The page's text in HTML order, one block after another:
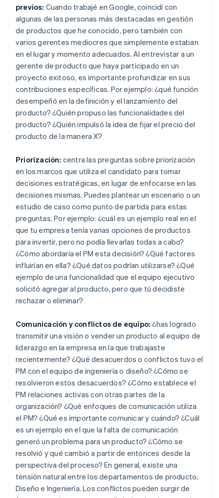
previos: Cuando trabajé en Google, coincidí con
algunas de las personas más destacadas en gestión
de productos que he conocido, pero también con
varios gerentes mediocres que simplemente estaban
en el lugar y momento adecuados. Al entrevistar a un
gerente de producto que haya participado en un
proyecto exitoso, es importante profundizar en sus
contribuciones específicas. Por ejemplo: ¿qué función
desempeñó en la definición y el lanzamiento del
producto? ¿Quién propuso las funcionalidades del
producto? ¿Quién impulsó la idea de fijar el precio del
producto de la manera X?
Priorización: centra las preguntas sobre priorización
en los marcos que utiliza el candidato para tomar
decisiones estratégicas, en lugar de enfocarse en las
decisiones mismas. Puedes plantear un escenario o un
estudio de caso como punto de partida para estas
preguntas. Por ejemplo: ¿cuál es un ejemplo real en el
que tu empresa tenía varias opciones de productos
para invertir, pero no podía llevarlas todas a cabo?
¿Cómo abordaría el PM esta decisión? ¿Qué factores
influirían en ella? ¿Qué datos podrían utilizarse? ¿Qué
ejemplo de una funcionalidad que el equipo ejecutivo
solicitó agregar al producto, pero que tú decidiste
rechazar o eliminar?
Comunicación y conflictos de equipo: ¿has logrado
transmitir una visión o vender un producto al equipo de
liderazgo en la empresa en la que trabajaste
recientemente? ¿Qué desacuerdos o conflictos tuvo el
PM con el equipo de ingeniería o diseño? ¿Cómo se
resolvieron estos desacuerdos? ¿Cómo establece el
PM relaciones activas con otras partes de la
organización? ¿Qué enfoques de comunicación utiliza
el PM? ¿Qué es importante comunicar y cuándo? ¿Cuál
es un ejemplo en el que la falta de comunicación
generó un problema para un producto? ¿Cómo se
resolvió y qué cambió a partir de entonces desde la
perspectiva del proceso? En general, existe una
tensión natural entre los departamentos de producto,
Diseño e Ingeniería. Los conflictos pueden surgir de